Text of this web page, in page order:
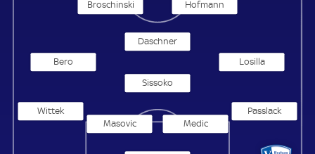
Passlack
Medic
Masovic
Wittek
Sissoko
Losilla
Bero
Daschner
Hofmann
Broschinski